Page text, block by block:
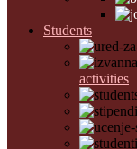
Students
activities